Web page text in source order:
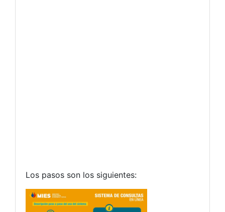
Los pasos son los siguientes: